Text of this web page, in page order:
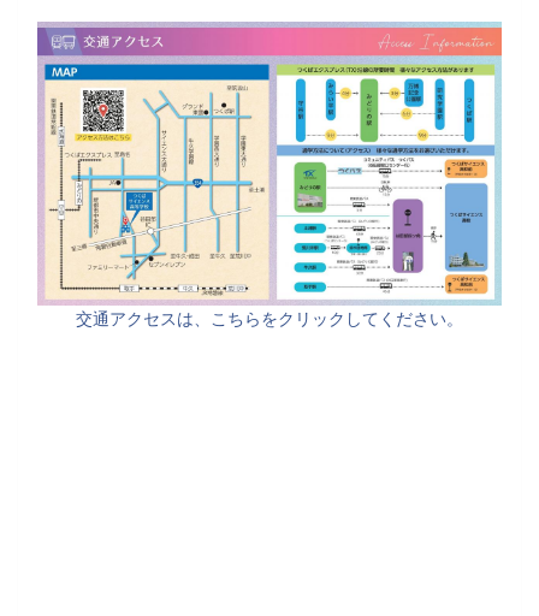
交通アクセスは、こちらをクリックしてください。